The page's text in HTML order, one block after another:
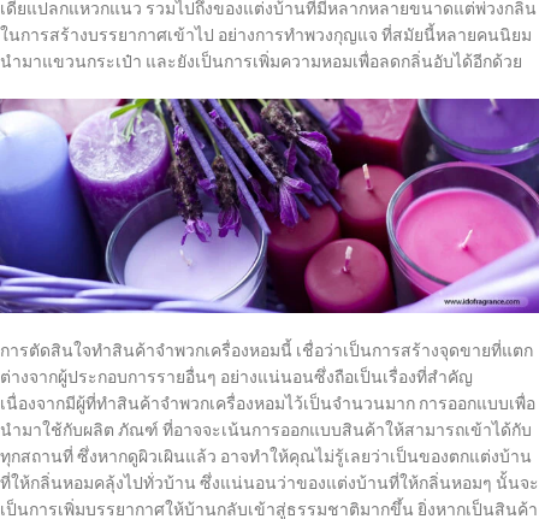
เดียแปลกแหวกแนว รวมไปถึงของแต่งบ้านที่มีหลากหลายขนาดแต่พ่วงกลิ่น
ในการสร้างบรรยากาศเข้าไป อย่างการทำพวงกุญแจ ที่สมัยนี้หลายคนนิยม
นำมาแขวนกระเป๋า และยังเป็นการเพิ่มความหอมเพื่อลดกลิ่นอับได้อีกด้วย
การตัดสินใจทำสินค้าจำพวกเครื่องหอมนี้ เชื่อว่าเป็นการสร้างจุดขายที่แตก
ต่างจากผู้ประกอบการรายอื่นๆ อย่างแน่นอนซึ่งถือเป็นเรื่องที่สำคัญ
เนื่องจากมีผู้ที่ทำสินค้าจำพวกเครื่องหอมไว้เป็นจำนวนมาก การออกแบบเพื่อ
นำมาใช้กับผลิต ภัณฑ์ ที่อาจจะเน้นการออกแบบสินค้าให้สามารถเข้าได้กับ
ทุกสถานที่ ซึ่งหากดูผิวเผินแล้ว อาจทำให้คุณไม่รู้เลยว่าเป็นของตกแต่งบ้าน
ที่ให้กลิ่นหอมคลุ้งไปทั่วบ้าน ซึ่งแน่นอนว่าของแต่งบ้านที่ให้กลิ่นหอมๆ นั้นจะ
เป็นการเพิ่มบรรยากาศให้บ้านกลับเข้าสู่ธรรมชาติมากขึ้น ยิ่งหากเป็นสินค้า